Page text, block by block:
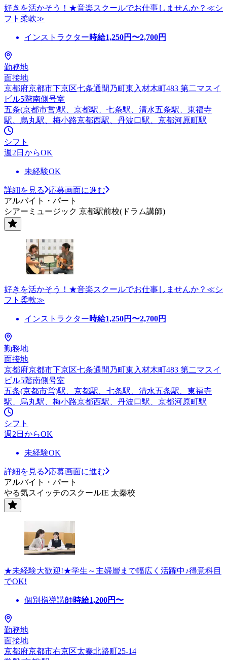
好きを活かそう！★音楽スクールでお仕事しませんか？≪シ
フト柔軟≫
インストラクター時給1,250円〜2,700円
勤務地
面接地
京都府京都市下京区七条通間乃町東入材木町483 第二マスイ
ビル5階南側号室
五条(京都市営)駅、京都駅、七条駅、清水五条駅、東福寺
駅、烏丸駅、梅小路京都西駅、丹波口駅、京都河原町駅
シフト
週2日からOK
未経験OK
詳細を見る
応募画面に進む
アルバイト・パート
シアーミュージック 京都駅前校(ドラム講師)
好きを活かそう！★音楽スクールでお仕事しませんか？≪シ
フト柔軟≫
インストラクター時給1,250円〜2,700円
勤務地
面接地
京都府京都市下京区七条通間乃町東入材木町483 第二マスイ
ビル5階南側号室
五条(京都市営)駅、京都駅、七条駅、清水五条駅、東福寺
駅、烏丸駅、梅小路京都西駅、丹波口駅、京都河原町駅
シフト
週2日からOK
未経験OK
詳細を見る
応募画面に進む
アルバイト・パート
やる気スイッチのスクールIE 太秦校
★未経験大歓迎!★学生～主婦層まで幅広く活躍中♪得意科目
でOK!
個別指導講師時給1,200円〜
勤務地
面接地
京都府京都市右京区太秦北路町25-14